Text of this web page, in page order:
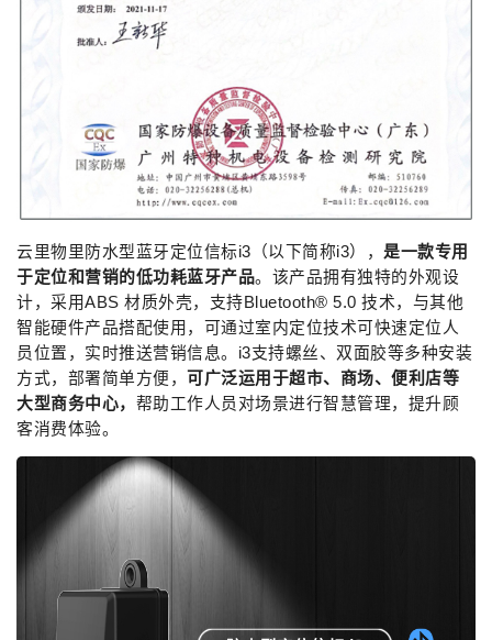
云里物里防水型蓝牙定位信标i3（以下简称i3）， 是一款专用
于定位和营销的低功耗蓝牙产品。该产品拥有独特的外观设
计，采用ABS 材质外壳，支持Bluetooth® 5.0 技术，与其他
智能硬件产品搭配使用，可通过室内定位技术可快速定位人
员位置，实时推送营销信息。i3支持螺丝、双面胶等多种安装
方式，部署简单方便， 可广泛运用于超市、商场、便利店等
大型商务中心， 帮助工作人员对场景进行智慧管理，提升顾
客消费体验。